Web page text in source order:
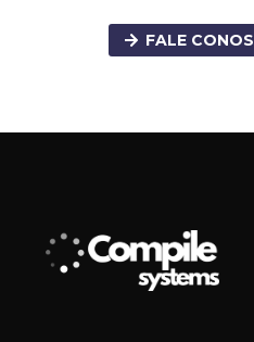
FALE